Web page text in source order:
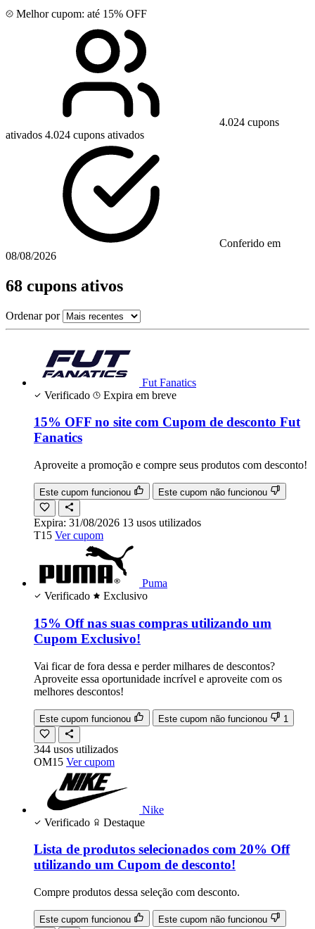
Melhor cupom: até 15% OFF
4.024 cupons
ativados 4.024 cupons ativados
Conferido em
08/08/2026
68 cupons ativos
Ordenar por
Fut Fanatics
Verificado
Expira em breve
15% OFF no site com Cupom de desconto Fut
Fanatics
Aproveite a promoção e compre seus produtos com desconto!
Este cupom funcionou Este cupom não funcionou
Expira: 31/08/2026 13 usos utilizados
T15 Ver cupom
Puma
Verificado
Exclusivo
15% Off nas suas compras utilizando um
Cupom Exclusivo!
Vai ficar de fora dessa e perder milhares de descontos?
Aproveite essa oportunidade incrível e aproveite com os
melhores descontos!
Este cupom funcionou Este cupom não funcionou 1
344 usos utilizados
OM15 Ver cupom
Nike
Verificado
Destaque
Lista de produtos selecionados com 20% Off
utilizando um Cupom de desconto!
Compre produtos dessa seleção com desconto.
Este cupom funcionou Este cupom não funcionou